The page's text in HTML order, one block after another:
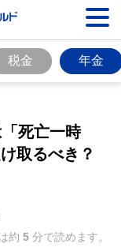
税金 年金
死亡一時
取るべき？
約 5 分で読めます。